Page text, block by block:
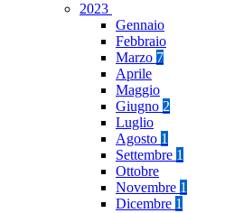
2023
Gennaio
Febbraio
Marzo 7
Aprile
Maggio
Giugno 2
Luglio
Agosto 1
Settembre 1
Ottobre
Novembre 1
Dicembre 1